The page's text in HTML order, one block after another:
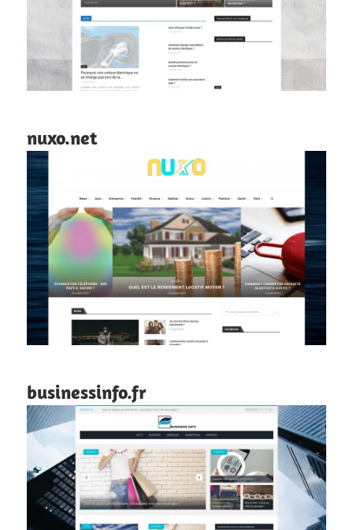
nuxo.net
businessinfo.fr